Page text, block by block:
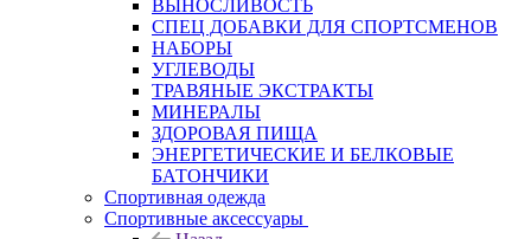
ВЫНОСЛИВОСТЬ
СПЕЦ ДОБАВКИ ДЛЯ СПОРТСМЕНОВ
НАБОРЫ
УГЛЕВОДЫ
ТРАВЯНЫЕ ЭКСТРАКТЫ
МИНЕРАЛЫ
ЗДОРОВАЯ ПИЩА
ЭНЕРГЕТИЧЕСКИЕ И БЕЛКОВЫЕ
БАТОНЧИКИ
Спортивная одежда
Спортивные аксессуары